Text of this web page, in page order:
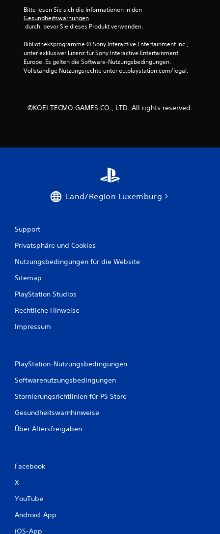
u
Bitte lesen Sie sich die Informationen in den
Gesundheitswarnungen
durch, bevor Sie dieses Produkt verwenden.
Bibliotheksprogramme © Sony Interactive Entertainment Inc.,
unter exklusiver Lizenz für Sony Interactive Entertainment
Europe. Es gelten die Software-Nutzungsbedingungen.
Vollständige Nutzungsrechte unter eu.playstation.com/legal.
©KOEI TECMO GAMES CO., LTD. All rights reserved.
Land/Region Luxemburg
Support
Privatsphäre und Cookies
Nutzungsbedingungen für die Website
Sitemap
PlayStation Studios
Rechtliche Hinweise
Impressum
PlayStation-Nutzungsbedingungen
Softwarenutzungsbedingungen
Stornierungsrichtlinien für PS Store
Gesundheitswarnhinweise
Über Altersfreigaben
Facebook
X
YouTube
Android-App
iOS-App